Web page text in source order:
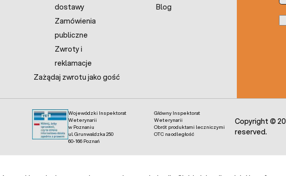
dostawy
Zamówienia
publiczne
Zwroty i
reklamacje
Zażądaj zwrotu jako gość
Blog
Wojewódzki Inspektorat
Weterynarii
w Poznaniu
ul. Grunwaldzka 250
60-166 Poznań
Główny Inspektorat
Weterynarii
Obrót produktami leczniczymi
OTC na odległość
Copyright ©
reserved.